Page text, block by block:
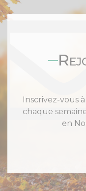
Inscrivez-vous
chaque
en